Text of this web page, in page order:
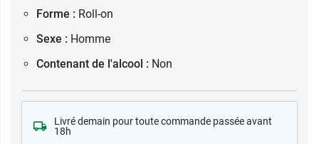
Forme : Roll-on
Sexe : Homme
Contenant de l'alcool : Non
Livré demain pour toute commande passée avant
18h